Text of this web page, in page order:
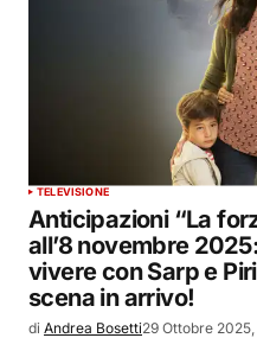
TELEVISIONE
Anticipazioni “La
all’8 novembre
vivere con Sarp e
scena in arrivo!
di Andrea Bosetti29 Ottobre 2025,